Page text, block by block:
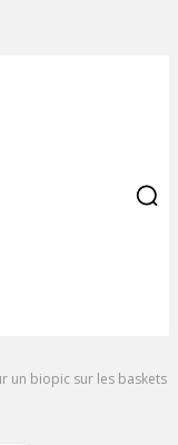
un biopic sur les baskets